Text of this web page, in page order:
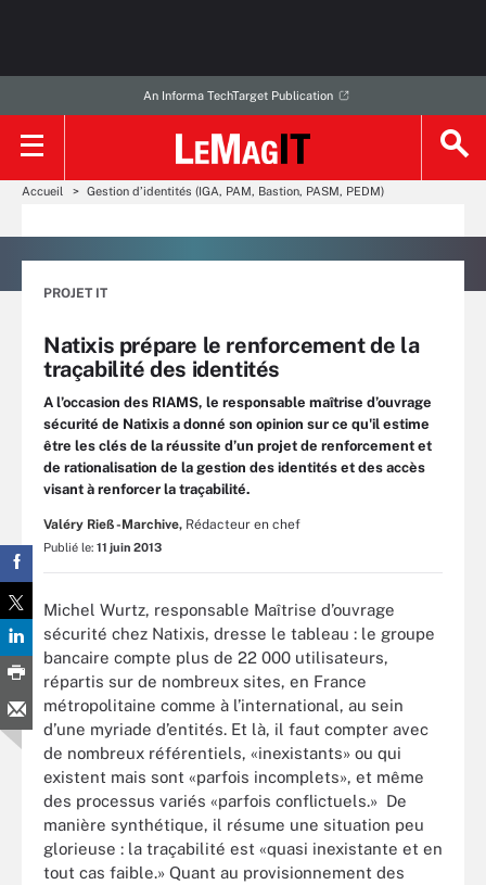
An Informa TechTarget Publication
Accueil Gestion d’identités (IGA, PAM, Bastion, PASM, PEDM)
PROJET IT
Natixis prépare le renforcement de la
traçabilité des identités
A l’occasion des RIAMS, le responsable maîtrise d’ouvrage
sécurité de Natixis a donné son opinion sur ce qu'il estime
être les clés de la réussite d’un projet de renforcement et
de rationalisation de la gestion des identités et des accès
visant à renforcer la traçabilité.
Valéry Rieß-Marchive, Rédacteur en chef
Publié le: 11 juin 2013
Michel Wurtz, responsable Maîtrise d’ouvrage
sécurité chez Natixis, dresse le tableau : le groupe
bancaire compte plus de 22 000 utilisateurs,
répartis sur de nombreux sites, en France
métropolitaine comme à l’international, au sein
d’une myriade d’entités. Et là, il faut compter avec
de nombreux référentiels, «inexistants» ou qui
existent mais sont «parfois incomplets», et même
des processus variés «parfois conflictuels.» De
manière synthétique, il résume une situation peu
glorieuse : la traçabilité est «quasi inexistante et en
tout cas faible.» Quant au provisionnement des